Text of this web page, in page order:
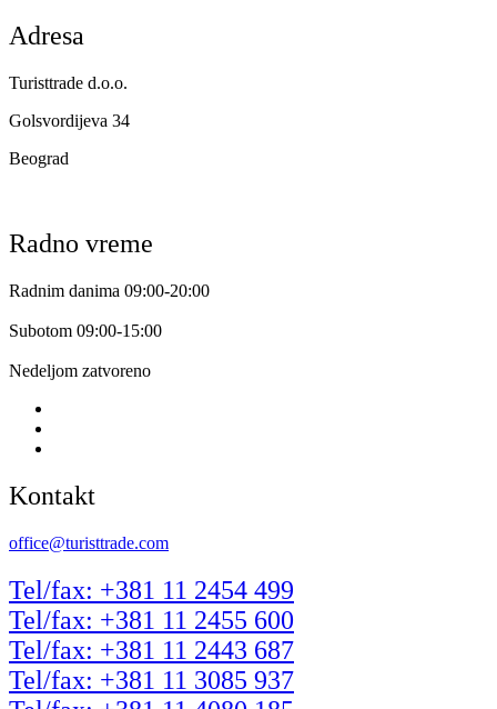
Adresa
Turisttrade d.o.o.
Golsvordijeva 34
Beograd
Radno vreme
Radnim danima 09:00-20:00
Subotom 09:00-15:00
Nedeljom zatvoreno
Kontakt
office@turisttrade.com
Tel/fax: +381 11 2454 499
Tel/fax: +381 11 2455 600
Tel/fax: +381 11 2443 687
Tel/fax: +381 11 3085 937